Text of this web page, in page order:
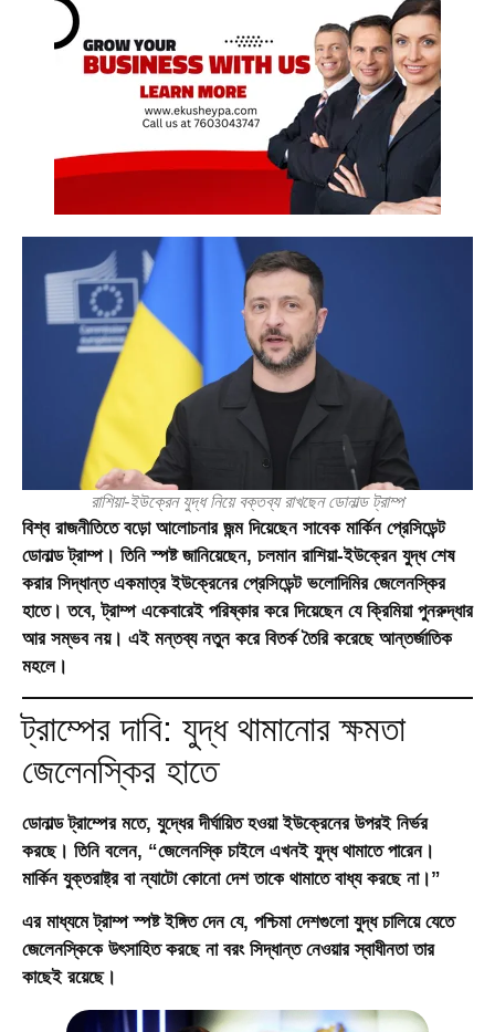
রাশিয়া-ইউক্রেন যুদ্ধ নিয়ে বক্তব্য রাখছেন ডোনাল্ড ট্রাম্প
বিশ্ব রাজনীতিতে বড়ো আলোচনার জন্ম দিয়েছেন সাবেক মার্কিন প্রেসিডেন্ট
ডোনাল্ড ট্রাম্প। তিনি স্পষ্ট জানিয়েছেন, চলমান রাশিয়া-ইউক্রেন যুদ্ধশেষ
করার সিদ্ধান্ত একমাত্র ইউক্রেনের প্রেসিডেন্ট ভলোদিমির জেলেনস্কির
হাতে। তবে, ট্রাম্প একেবারেই পরিষ্কার করে দিয়েছেন যে ক্রিমিয়া পুনরুদ্ধার
আর সম্ভব নয়। এই মন্তব্য নতুন করে বিতর্ক তৈরি করেছে আন্তর্জাতিক
মহলে।
ট্রাম্পের দাবি: যুদ্ধ থামানোর ক্ষমতা
জেলেনস্কির হাতে
ডোনাল্ড ট্রাম্পের মতে, যুদ্ধের দীর্ঘায়িত হওয়া ইউক্রেনের উপরই নির্ভর
করছে। তিনি বলেন, “জেলেনস্কি চাইলে এখনই যুদ্ধ থামাতে পারেন।
মার্কিন যুক্তরাষ্ট্র বা ন্যাটো কোনো দেশ তাকে থামাতে বাধ্য করছে না।”
এর মাধ্যমে ট্রাম্প স্পষ্ট ইঙ্গিত দেন যে, পশ্চিমা দেশগুলো যুদ্ধ চালিয়ে যেতে
জেলেনস্কিকে উৎসাহিত করছে না বরং সিদ্ধান্ত নেওয়ার স্বাধীনতা তার
কাছেই রয়েছে।